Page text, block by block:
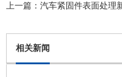
上一篇： 汽车紧固件表面处理
相关新闻